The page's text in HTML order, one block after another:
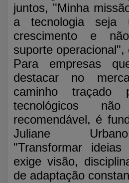
juntos, "Minha
a tecnologia seja
crescimento e
suporte operacional",
Para empresas
destacar no
caminho traçado
tecnológicos
recomendável, é
Juliane
"Transformar
exige visão,
de adaptação